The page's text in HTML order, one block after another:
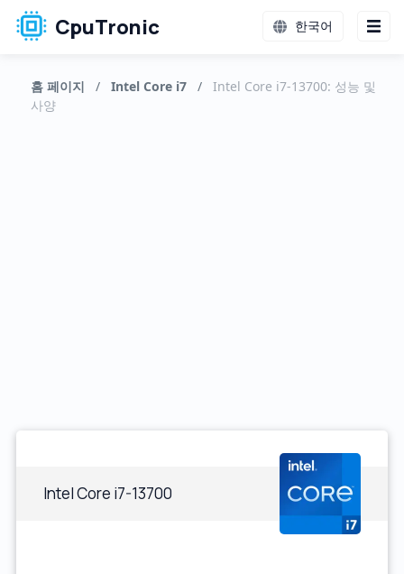
CpuTronic 한국어
홈 페이지 / Intel Core i7 /
Intel Core i7-13700: 성능 및
사양
Intel Core i7-13700